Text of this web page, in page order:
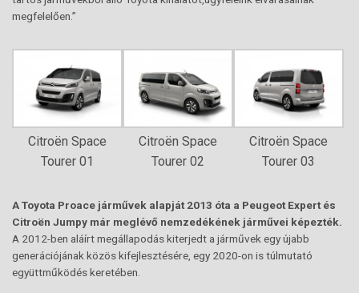
megfelelően.”
Citroën Space
Tourer 01
Citroën Space
Tourer 02
Citroën Space
Tourer 03
A Toyota Proace járművek alapját 2013 óta a Peugeot Expert és
Citroën Jumpy már meglévő nemzedékének járművei képezték.
A 2012-ben aláírt megállapodás kiterjedt a járművek egy újabb
generációjának közös kifejlesztésére, egy 2020-on is túlmutató
együttműködés keretében.